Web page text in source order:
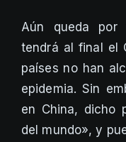
Aún queda
tendrá al final el
países no han
epidemia. Sin
en China, dicho
del mundo», y